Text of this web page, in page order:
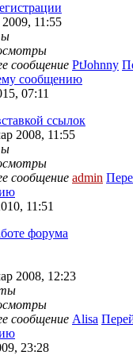
11:55
сообщение PtJohnny
сообщению
07:11
ссылок
2008, 11:55
сообщение admin
11:51
форума
2008, 12:23
сообщение Alisa
23:28